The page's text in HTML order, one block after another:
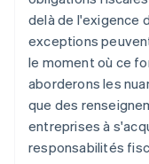
delà de l'exigence
exceptions
le moment où ce
aborderons les
que des
entreprises à
responsabilités